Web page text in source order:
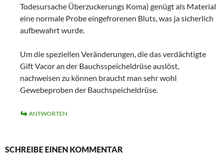
Todesursache Überzuckerungs Koma) genügt als Material
eine normale Probe eingefrorenen Bluts, was ja sicherlich
aufbewahrt wurde.
Um die speziellen Veränderungen, die das verdächtigte
Gift Vacor an der Bauchsspeicheldrüse auslöst,
nachweisen zu können braucht man sehr wohl
Gewebeproben der Bauchspeicheldrüse.
ANTWORTEN
SCHREIBE EINEN KOMMENTAR